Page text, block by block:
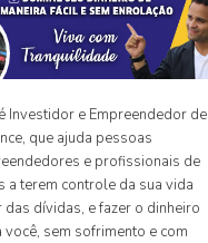
Investidor e Empreendedor de
que ajuda pessoas
e profissionais de
a terem controle da sua vida
das dívidas, e fazer o dinheiro
sem sofrimento e com